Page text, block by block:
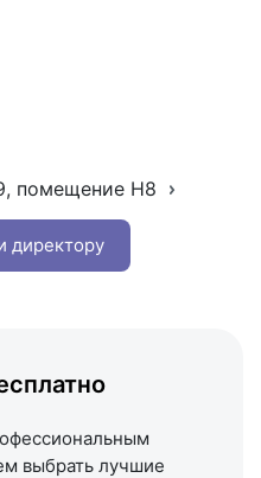
помещение Н8
директору
выбрать лучшие